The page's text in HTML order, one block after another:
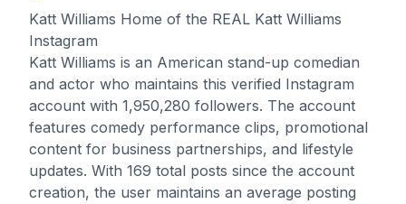
Katt Williams Home of the REAL Katt Williams
Instagram
Katt Williams is an American stand-up comedian
and actor who maintains this verified Instagram
account with 1,950,280 followers. The account
features comedy performance clips, promotional
content for business partnerships, and lifestyle
updates. With 169 total posts since the account
creation, the user maintains an average posting